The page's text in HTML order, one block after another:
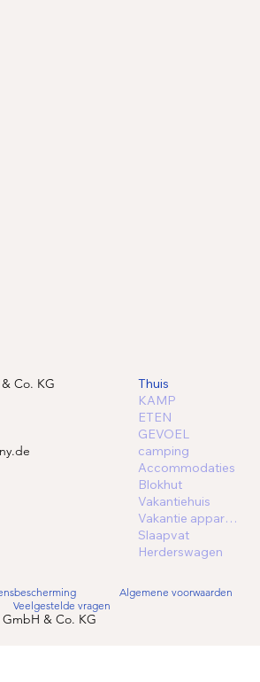
Co. KG
Thuis
KAMP
ETEN
GEVOEL
camping
Accommodaties
Blokhut
Vakantiehuis
Vakantie appartement
Slaapvat
Herderswagen
& Co. KG
Algemene voorwaarden
Veelgestelde vragen